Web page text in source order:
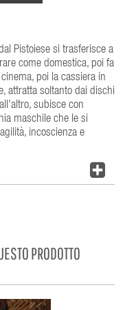
Pistoiese si trasferisce a
come domestica, poi fa
poi la cassiera in
attratta soltanto dai dischi
subisce con
maschile che le si
incoscienza e
PRODOTTO